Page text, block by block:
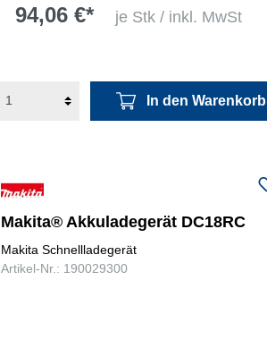
94,06 €* je Stk / inkl. MwSt
In den Warenkorb
Makita® Akkuladegerät DC18RC
Makita Schnellladegerät
Artikel-Nr.: 190029300